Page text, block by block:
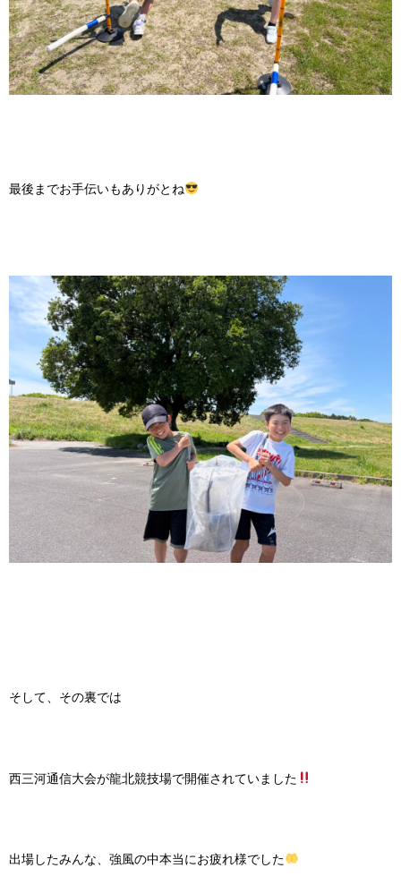
最後までお手伝いもありがとね
そして、その裏では
西三河通信大会が龍北競技場で開催されていました
出場したみんな、強風の中本当にお疲れ様でした